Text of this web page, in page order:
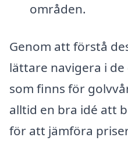
områden.
Genom att förstå
lättare navigera i
som finns för
alltid en bra idé att
för att jämföra